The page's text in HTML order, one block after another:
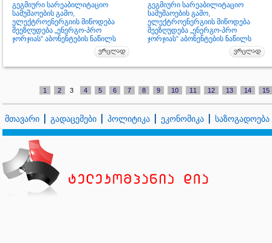
გეგმიური სარეაბილიტაციო
სამუშაოების გამო,
ელექტროენერგიის მიწოდება
შეეზღუდება „ენერგო-პრო
ჯორჯიას“ აბონენტების ნაწილს
გეგმიური სარეაბილიტაციო
სამუშაოების გამო,
ელექტროენერგიის მიწოდება
შეეზღუდება „ენერგო-პრო
ჯორჯიას“ აბონენტების ნაწილს
1 2 3 4 5 6 7 8 9 10 11 12 13 14 15
მთავარი გადაცემები პოლიტიკა ეკონომიკა საზოგადოება